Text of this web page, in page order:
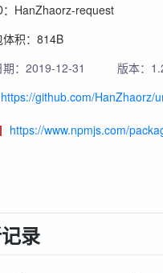
：HanZhaorz-request
体积：814B
期：2019-12-31
版本：
https://github.com/HanZhaorz/
https://www.npmjs.com/
录